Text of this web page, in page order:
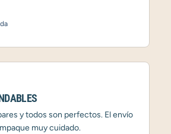
y todos son perfectos. El envío
muy cuidado.